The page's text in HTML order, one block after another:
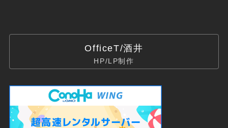
OfficeT/酒井
HP/LP制作